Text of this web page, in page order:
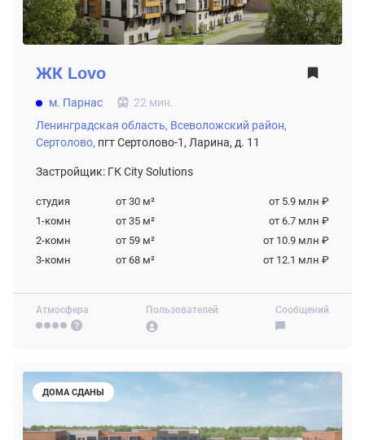
Атмосфера Пользователей Сообщений
ЖК Lovo
м. Парнас
22 мин.
Ленинградская область, Всеволожский район,
Сертолово, пгт Сертолово-1, Ларина, д. 11
Застройщик: ГК City Solutions
студия от 30 м²
от 5.9 млн ₽
1-комн
от 35 м²
от 6.7 млн ₽
2-комн
от 59 м²
от 10.9 млн ₽
3-комн
от 68 м² от 12.1 млн ₽
ДОМА СДАНЫ